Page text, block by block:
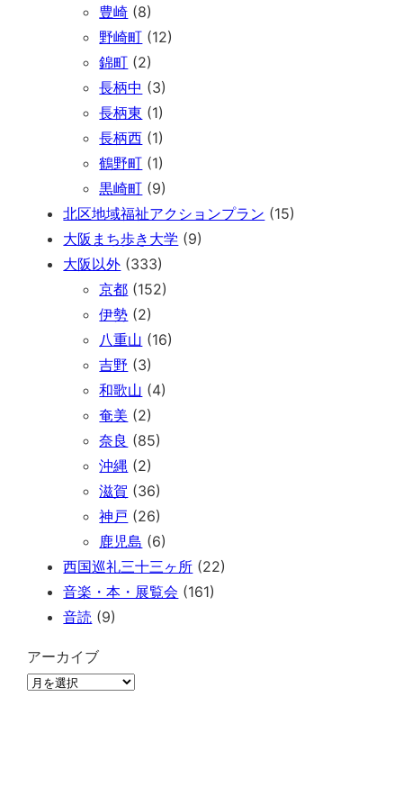
豊崎 (8)
野崎町 (12)
錦町 (2)
長柄中 (3)
長柄東 (1)
長柄西 (1)
鶴野町 (1)
黒崎町 (9)
北区地域福祉アクションプラン (15)
大阪まち歩き大学 (9)
大阪以外 (333)
京都 (152)
伊勢 (2)
八重山 (16)
吉野 (3)
和歌山 (4)
奄美 (2)
奈良 (85)
沖縄 (2)
滋賀 (36)
神戸 (26)
鹿児島 (6)
西国巡礼三十三ヶ所 (22)
音楽・本・展覧会 (161)
音読 (9)
アーカイブ